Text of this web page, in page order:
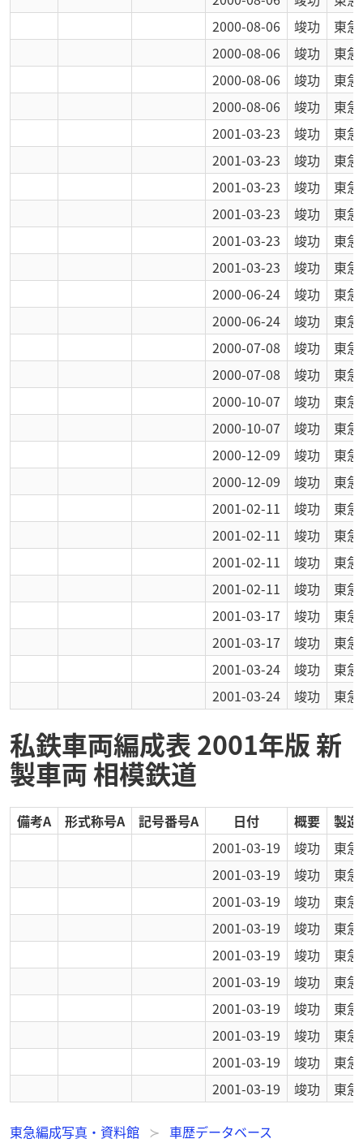
2000-08-06
竣功
東急
2000-08-06
竣功
東急
2000-08-06
竣功
東急
2000-08-06
竣功
東急
2001-03-23
竣功
東急
2001-03-23
竣功
東急
2001-03-23
竣功
東急
2001-03-23
竣功
東急
2001-03-23
竣功
東急
2001-03-23
竣功
東急
2000-06-24
竣功
東急
2000-06-24
竣功
東急
2000-07-08
竣功
東急
2000-07-08
竣功
東急
2000-10-07
竣功
東急
2000-10-07
竣功
東急
2000-12-09
竣功
東急
2000-12-09
竣功
東急
2001-02-11
竣功
東急
2001-02-11
竣功
東急
2001-02-11
竣功
東急
2001-02-11
竣功
東急
2001-03-17
竣功
東急
2001-03-17
竣功
東急
2001-03-24
竣功
東急
2001-03-24
竣功 東急
私鉄車両編成表 2001年版 新
製車両 相模鉄道
備考A 形式称号A 記号番号A 日付 概要
製
2001-03-19
竣功
東急
2001-03-19
竣功
東急
2001-03-19
竣功
東急
2001-03-19
竣功
東急
2001-03-19
竣功
東急
2001-03-19
竣功
東急
2001-03-19
竣功
東急
2001-03-19
竣功
東急
2001-03-19
竣功
東急
2001-03-19
竣功 東急
東急編成写真・資料館
車歴データベース